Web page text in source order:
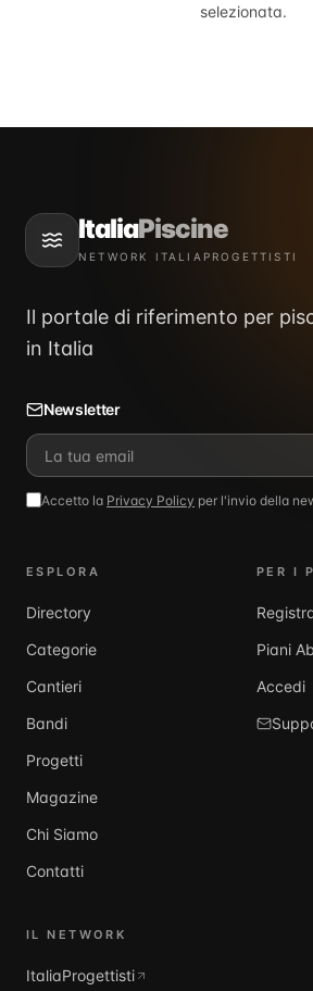
selezionata.
ItaliaPiscine
NETWORK ITALIAPROGETTISTI
Il portale di riferimento per
in Italia
Newsletter
Accetto la Privacy Policy per l'invio della
ESPLORA
Directory
Categorie
Cantieri
Bandi
Progetti
Magazine
Chi Siamo
Contatti
PER I
Piani
Accedi
IL NETWORK
ItaliaProgettisti